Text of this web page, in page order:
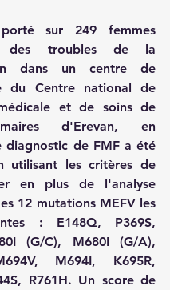
sur 249 femmes
des troubles de la
dans un centre de
du Centre national de
et de soins de
d'Erevan, en
diagnostic de FMF a été
utilisant les critères de
en plus de l'analyse
12 mutations MEFV les
: E148Q, P369S,
(G/C), M680I (G/A),
M694I, K695R,
R761H. Un score de